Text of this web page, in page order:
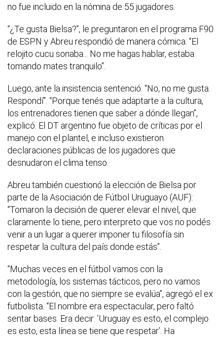
no fue incluido en la nómina de 55 jugadores.
“¿Te gusta Bielsa?”, le preguntaron en el programa F90
de ESPN y Abreu respondió de manera cómica: “El
relojito cucu sonaba... No me hagas hablar, estaba
tomando mates tranquilo”.
Luego, ante la insistencia sentenció: “No, no me gusta.
Respondí”. “Porque tenés que adaptarte a la cultura,
los entrenadores tienen que saber a dónde llegan”,
explicó. El DT argentino fue objeto de críticas por el
manejo con el plantel, e incluso existieron
declaraciones públicas de los jugadores que
desnudaron el clima tenso.
Abreu también cuestionó la elección de Bielsa por
parte de la Asociación de Fútbol Uruguayo (AUF):
“Tomaron la decisión de querer elevar el nivel, que
claramente lo tiene, pero interpreto que vos no podés
venir a un lugar a querer imponer tu filosofía sin
respetar la cultura del país donde estás”.
“Muchas veces en el fútbol vamos con la
metodología, los sistemas tácticos, pero no vamos
con la gestión, que no siempre se evalúa”, agregó el ex
futbolista. “El nombre era espectacular, pero faltó
sentar bases. Era decir: ’Uruguay es esto, el complejo
es esto, esta línea se tiene que respetar’. Ha